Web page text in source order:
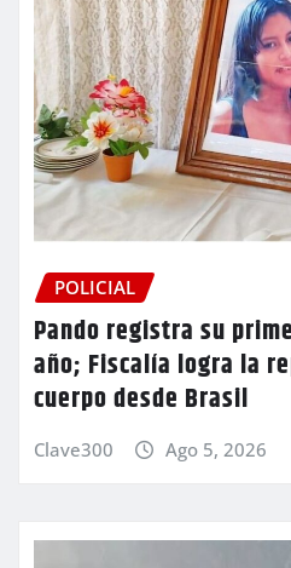
POLICIAL
Pando registra su
año; Fiscalía logra la
cuerpo desde Brasil
Clave300 Ago 5, 2026